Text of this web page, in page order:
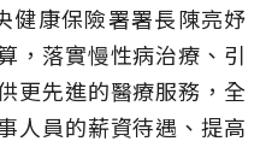
健康保險署署長陳亮妤
，落實慢性病治療、引
更先進的醫療服務，全
人員的薪資待遇、提高